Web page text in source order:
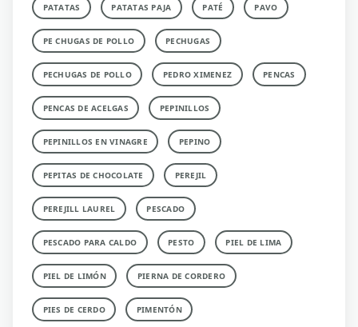
PATATAS PATATAS PAJA PATÉ PAVO
PE CHUGAS DE POLLO PECHUGAS
PECHUGAS DE POLLO PEDRO XIMENEZ PENCAS
PENCAS DE ACELGAS PEPINILLOS
PEPINILLOS EN VINAGRE PEPINO
PEPITAS DE CHOCOLATE PEREJIL
PEREJILL LAUREL PESCADO
PESCADO PARA CALDO PESTO PIEL DE LIMA
PIEL DE LIMÓN PIERNA DE CORDERO
PIES DE CERDO PIMENTÓN